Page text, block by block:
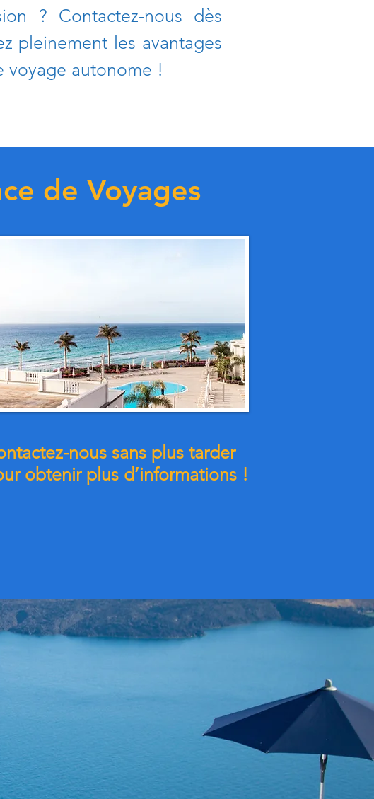
? Contactez-nous dès
pleinement les avantages
voyage autonome !
de Voyages
nous sans plus tarder
obtenir plus d’informations !